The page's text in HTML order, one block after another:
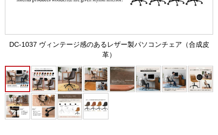
DC-1037 ヴィンテージ感のあるレザー製パソコンチェア（合成皮
革）